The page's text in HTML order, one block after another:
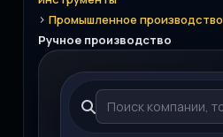
> Промышленное производство
Ручное производство